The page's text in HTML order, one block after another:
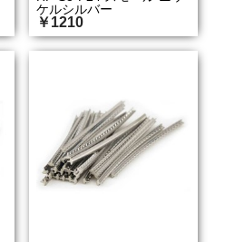
ケルシルバー
￥1210